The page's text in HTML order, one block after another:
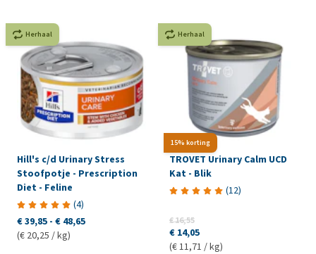
Herhaal
Hill's c/d Urinary Stress
Stoofpotje - Prescription
Diet - Feline
(4)
€ 39,85 - € 48,65
(€ 20,25 / kg)
15% korting
Herhaal
TROVET Urinary Calm UCD
Kat - Blik
(12)
€ 16,55
€ 14,05
(€ 11,71 / kg)